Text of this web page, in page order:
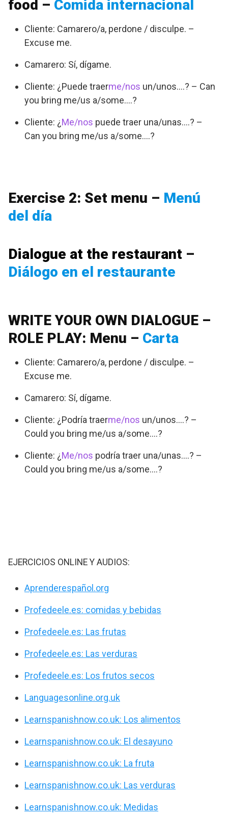
food – Comida internacional
Cliente: Camarero/a, perdone / disculpe. –
Excuse me.
Camarero: Sí, dígame.
Cliente: ¿Puede traerme/nos un/unos….? – Can
you bring me/us a/some….?
Cliente: ¿Me/nos puede traer una/unas….? –
Can you bring me/us a/some….?
Exercise 2: Set menu – Menú
del día
Dialogue at the restaurant –
Diálogo en el restaurante
WRITE YOUR OWN DIALOGUE –
ROLE PLAY: Menu – Carta
Cliente: Camarero/a, perdone / disculpe. –
Excuse me.
Camarero: Sí, dígame.
Cliente: ¿Podría traerme/nos un/unos….? –
Could you bring me/us a/some….?
Cliente: ¿Me/nos podría traer una/unas….? –
Could you bring me/us a/some….?
EJERCICIOS ONLINE Y AUDIOS:
Aprenderespañol.org
Profedeele.es: comidas y bebidas
Profedeele.es: Las frutas
Profedeele.es: Las verduras
Profedeele.es: Los frutos secos
Languagesonline.org.uk
Learnspanishnow.co.uk: Los alimentos
Learnspanishnow.co.uk: El desayuno
Learnspanishnow.co.uk: La fruta
Learnspanishnow.co.uk: Las verduras
Learnspanishnow.co.uk: Medidas